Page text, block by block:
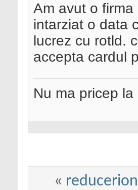
Am avut o
intarziat o data
lucrez cu rotld.
accepta cardul
Nu ma pricep
«